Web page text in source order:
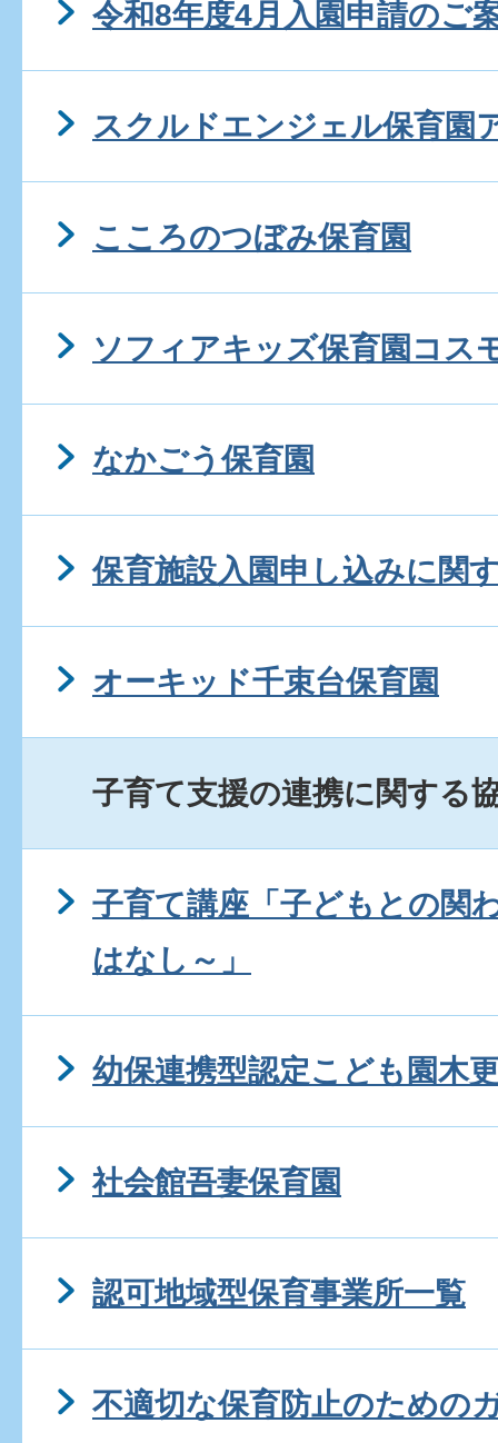
令和8年度4月入園申請のご
スクルドエンジェル保育園
こころのつぼみ保育園
ソフィアキッズ保育園コス
なかごう保育園
保育施設入園申し込みに関
オーキッド千束台保育園
子育て支援の連携に関する
子育て講座「子どもとの関
はなし～」
幼保連携型認定こども園木
社会館吾妻保育園
認可地域型保育事業所一覧
不適切な保育防止のための